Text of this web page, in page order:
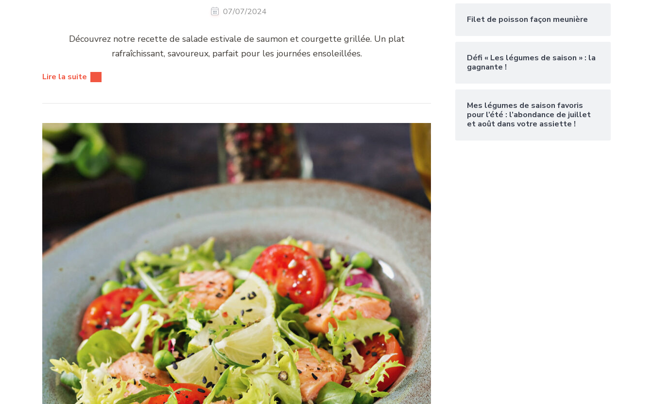
07/07/2024
Découvrez notre recette de salade estivale de saumon et courgette grillée. Un plat
rafraîchissant, savoureux, parfait pour les journées ensoleillées.
Lire la suite
Filet de poisson façon meunière
Défi « Les légumes de saison » : la
gagnante !
Mes légumes de saison favoris
pour l’été : l’abondance de juillet
et août dans votre assiette !